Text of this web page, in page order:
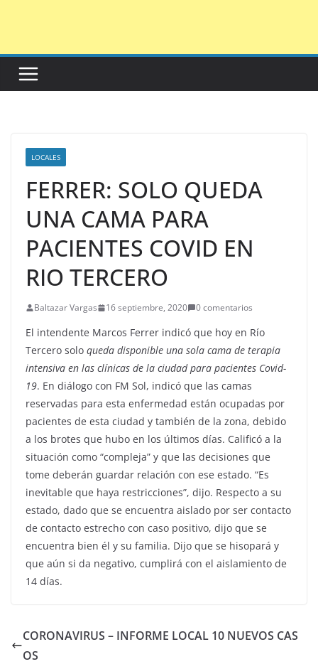
LOCALES
FERRER: SOLO QUEDA
UNA CAMA PARA
PACIENTES COVID EN
RIO TERCERO
Baltazar Vargas 16 septiembre, 2020 0 comentarios
El intendente Marcos Ferrer indicó que hoy en Río
Tercero solo queda disponible una sola cama de terapia
intensiva en las clínicas de la ciudad para pacientes Covid-
19. En diálogo con FM Sol, indicó que las camas
reservadas para esta enfermedad están ocupadas por
pacientes de esta ciudad y también de la zona, debido
a los brotes que hubo en los últimos días. Calificó a la
situación como “compleja” y que las decisiones que
tome deberán guardar relación con ese estado. “Es
inevitable que haya restricciones”, dijo. Respecto a su
estado, dado que se encuentra aislado por ser contacto
de contacto estrecho con caso positivo, dijo que se
encuentra bien él y su familia. Dijo que se hisopará y
que aún si da negativo, cumplirá con el aislamiento de
14 días.
CORONAVIRUS – INFORME LOCAL 10 NUEVOS CAS
OS